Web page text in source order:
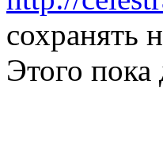
сохранять
Этого пока